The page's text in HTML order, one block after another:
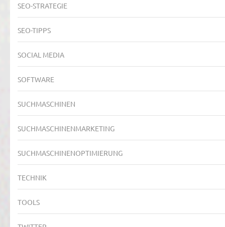
SEO-STRATEGIE
SEO-TIPPS
SOCIAL MEDIA
SOFTWARE
SUCHMASCHINEN
SUCHMASCHINENMARKETING
SUCHMASCHINENOPTIMIERUNG
TECHNIK
TOOLS